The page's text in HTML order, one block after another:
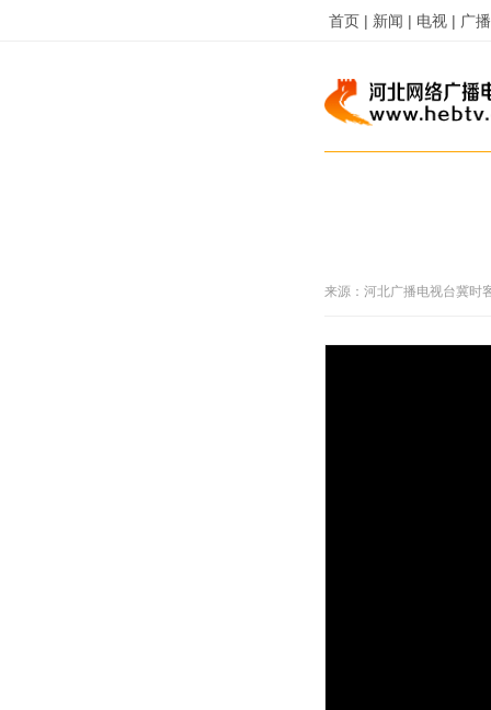
首页 | 新闻 | 电视 | 广
来源： 河北广播电视台冀时